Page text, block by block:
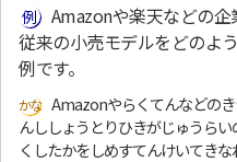
Amazonや楽天などの企
従来の小売モデルをどのよ
例です。
Amazonやらくてんなどの
んししょうとりひきがじゅうら
くしたかをしめすてんけいてきな